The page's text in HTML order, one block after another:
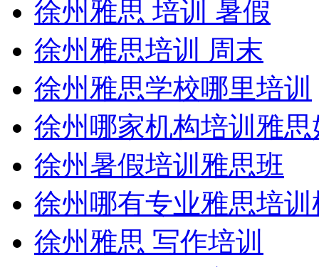
徐州雅思 培训 暑假
徐州雅思培训 周末
徐州雅思学校哪里培训
徐州哪家机构培训雅思
徐州暑假培训雅思班
徐州哪有专业雅思培训
徐州雅思 写作培训